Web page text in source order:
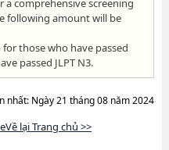
comprehensive screening
following amount will be
those who have passed
passed JLPT N3.
nhất: Ngày 21 tháng 08 năm 2024
lại Trang chủ >>